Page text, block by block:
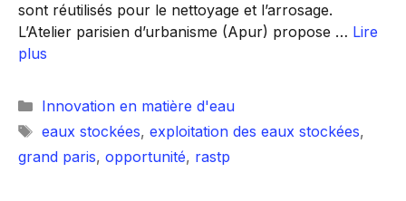
sont réutilisés pour le nettoyage et l’arrosage.
L’Atelier parisien d’urbanisme (Apur) propose … Lire
plus
Catégories
Innovation en matière d'eau
Étiquettes
eaux stockées, exploitation des eaux stockées,
grand paris, opportunité, rastp